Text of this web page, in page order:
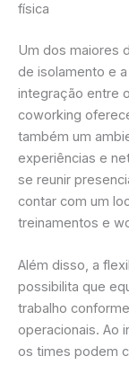
física
Um dos maiores
de isolamento e
integração entre
coworking
também um
experiências e
se reunir
contar com um
treinamentos e
Além disso, a
possibilita que
trabalho
operacionais. Ao
os times podem